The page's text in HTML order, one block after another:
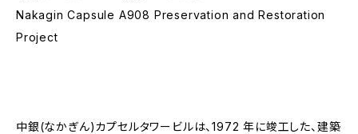
Nakagin Capsule A908 Preservation and Restoration
Project
中銀(なかぎん)カプセルタワービルは、1972 年に竣工した、建築